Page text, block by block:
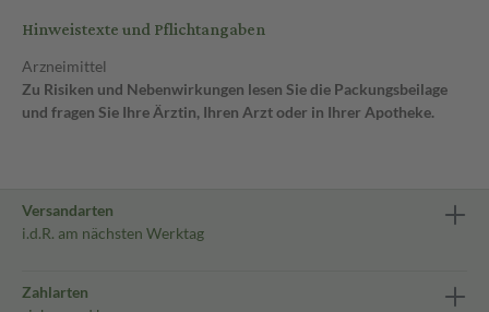
Hinweistexte und Pflichtangaben
Arzneimittel
Zu Risiken und Nebenwirkungen lesen Sie die Packungsbeilage
und fragen Sie Ihre Ärztin, Ihren Arzt oder in Ihrer Apotheke.
Versandarten
i.d.R. am nächsten Werktag
Zahlarten